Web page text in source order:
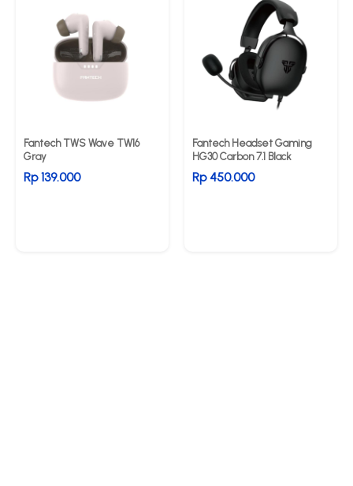
Fantech TWS Wave TW16
Gray
Rp 139.000
Fantech Headset Gaming
HG30 Carbon 7.1 Black
Rp 450.000